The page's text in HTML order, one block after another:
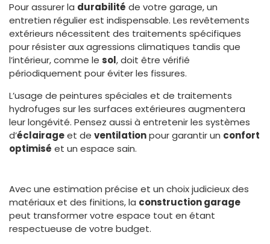
Pour assurer la durabilité de votre garage, un
entretien régulier est indispensable. Les revêtements
extérieurs nécessitent des traitements spécifiques
pour résister aux agressions climatiques tandis que
l’intérieur, comme le sol, doit être vérifié
périodiquement pour éviter les fissures.
L’usage de peintures spéciales et de traitements
hydrofuges sur les surfaces extérieures augmentera
leur longévité. Pensez aussi à entretenir les systèmes
d’éclairageet de ventilationpour garantir un confort
optimisé et un espace sain.
Avec une estimation précise et un choix judicieux des
matériaux et des finitions, la construction garage
peut transformer votre espace tout en étant
respectueuse de votre budget.